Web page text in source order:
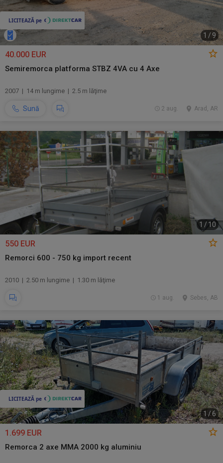
1 /9
40.000 EUR
Semiremorca platforma STBZ 4VA cu 4 Axe
2007 | 14 m lungime | 2.5 m lăţime
Sună Arad, AR
2 aug.
1 / 10
550 EUR
Remorci 600 - 750 kg import recent
2010 | 2.50 m lungime | 1.30 m lăţime
Sebes, AB
1 aug.
1/6
1.699 EUR
Remorca 2 axe MMA 2000 kg aluminiu